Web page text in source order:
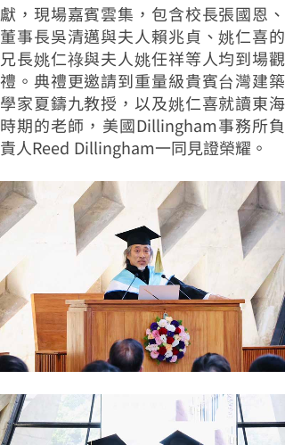
獻，現場嘉賓雲集，包含校長張國恩、
董事長吳清邁與夫人賴兆貞、姚仁喜的
兄長姚仁祿與夫人姚任祥等人均到場觀
禮。典禮更邀請到重量級貴賓台灣建築
學家夏鑄九教授，以及姚仁喜就讀東海
時期的老師，美國Dillingham事務所負
責人Reed Dillingham一同見證榮耀。